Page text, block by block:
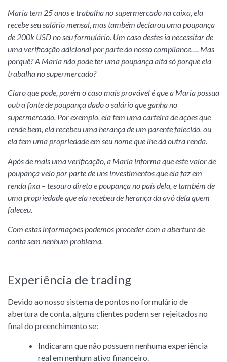
Maria tem 25 anos e trabalha no supermercado na caixa, ela
recebe seu salário mensal, mas também declarou uma poupança
de 200k USD no seu formulário. Um caso destes ia necessitar de
uma verificação adicional por parte do nosso compliance…. Mas
porquê? A Maria não pode ter uma poupança alta só porque ela
trabalha no supermercado?
Claro que pode, porém o caso mais provável é que a Maria possua
outra fonte de poupança dado o salário que ganha no
supermercado. Por exemplo, ela tem uma carteira de ações que
rende bem, ela recebeu uma herança de um parente falecido, ou
ela tem uma propriedade em seu nome que lhe dá outra renda.
Após de mais uma verificação, a Maria informa que este valor de
poupança veio por parte de uns investimentos que ela faz em
renda fixa – tesouro direto e poupança no país dela, e também de
uma propriedade que ela recebeu de herança da avó dela quem
faleceu.
Com estas informações podemos proceder com a abertura de
conta sem nenhum problema.
Experiência de trading
Devido ao nosso sistema de pontos no formulário de
abertura de conta, alguns clientes podem ser rejeitados no
final do preenchimento se:
Indicaram que não possuem nenhuma experiência
real em nenhum ativo financeiro.